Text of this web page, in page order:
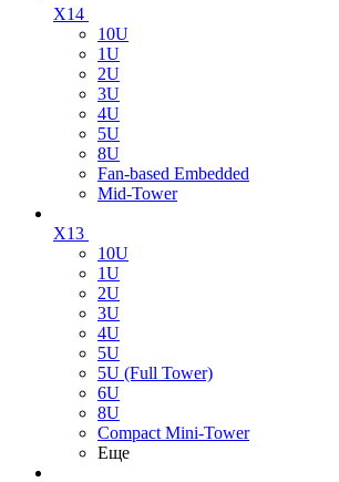
X14
10U
1U
2U
3U
4U
5U
8U
Fan-based Embedded
Mid-Tower
X13
10U
1U
2U
3U
4U
5U
5U (Full Tower)
6U
8U
Compact Mini-Tower
Еще